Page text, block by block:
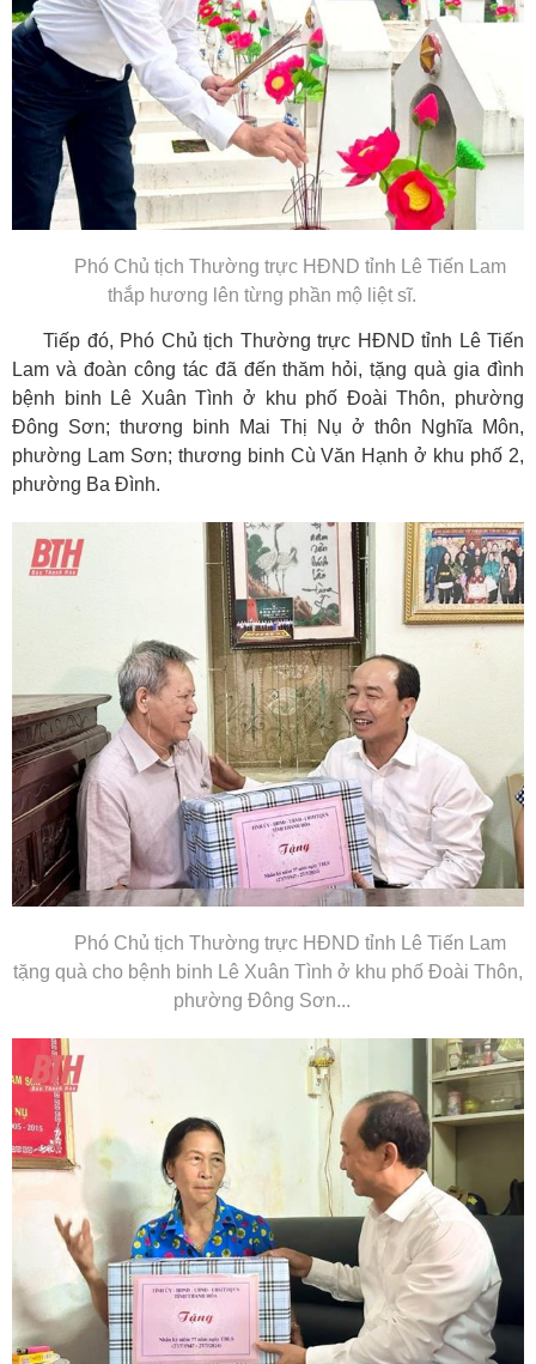
Phó Chủ tịch Thường trực HĐND tỉnh Lê Tiến Lam
thắp hương lên từng phần mộ liệt sĩ.
Tiếp đó, Phó Chủ tịch Thường trực HĐND tỉnh Lê Tiến
Lam và đoàn công tác đã đến thăm hỏi, tặng quà gia đình
bệnh binh Lê Xuân Tình ở khu phố Đoài Thôn, phường
Đông Sơn; thương binh Mai Thị Nụ ở thôn Nghĩa Môn,
phường Lam Sơn; thương binh Cù Văn Hạnh ở khu phố 2,
phường Ba Đình.
Phó Chủ tịch Thường trực HĐND tỉnh Lê Tiến Lam
tặng quà cho bệnh binh Lê Xuân Tình ở khu phố Đoài Thôn,
phường Đông Sơn...